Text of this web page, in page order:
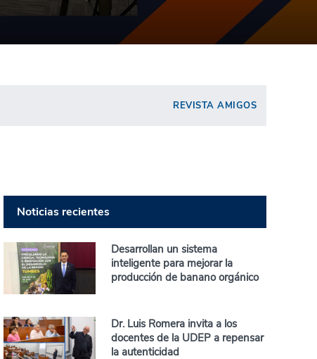
REVISTA AMIGOS
Noticias recientes
Desarrollan un sistema
inteligente para mejorar la
producción de banano orgánico
Dr. Luis Romera invita a los
docentes de la UDEP a repensar
la autenticidad